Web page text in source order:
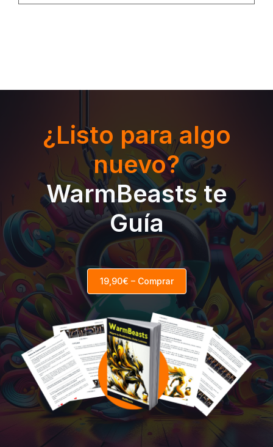
¿Listo para algo
nuevo?
WarmBeasts te
Guía